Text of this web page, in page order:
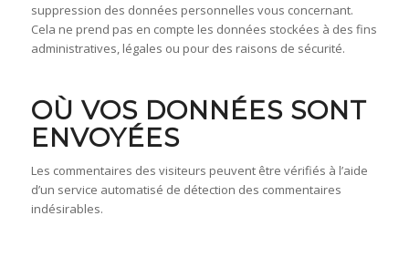
suppression des données personnelles vous concernant.
Cela ne prend pas en compte les données stockées à des fins
administratives, légales ou pour des raisons de sécurité.
OÙ VOS DONNÉES SONT
ENVOYÉES
Les commentaires des visiteurs peuvent être vérifiés à l’aide
d’un service automatisé de détection des commentaires
indésirables.